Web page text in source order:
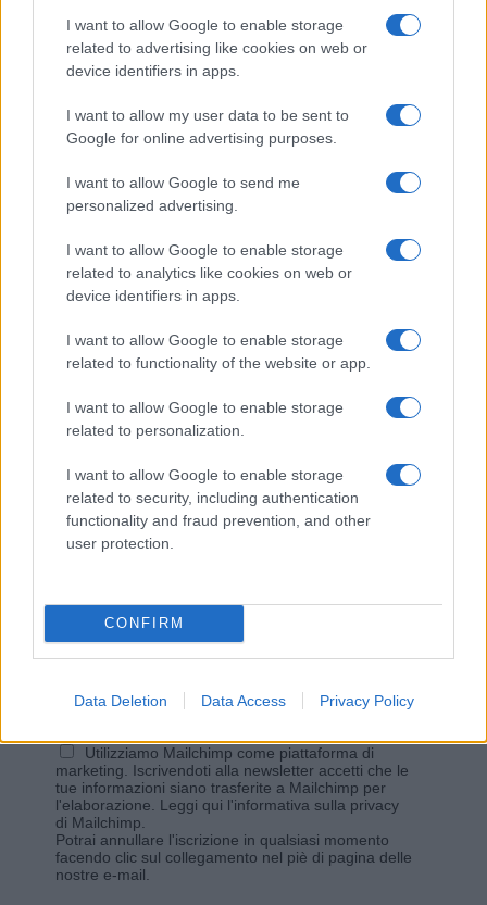
I want to allow Google to enable storage
related to advertising like cookies on web or
device identifiers in apps.
I want to allow my user data to be sent to
Google for online advertising purposes.
I want to allow Google to send me
personalized advertising.
I want to allow Google to enable storage
related to analytics like cookies on web or
device identifiers in apps.
I want to allow Google to enable storage
related to functionality of the website or app.
I want to allow Google to enable storage
related to personalization.
I want to allow Google to enable storage
related to security, including authentication
functionality and fraud prevention, and other
user protection.
CONFIRM
Data Deletion Data Access Privacy Policy
Giovannimaria Cabras
Vuoi rimanere sempre aggiornato?
Indirizzo email*
Utilizziamo Mailchimp come piattaforma di
marketing. Iscrivendoti alla newsletter accetti che le
tue informazioni siano trasferite a Mailchimp per
l'elaborazione. Leggi qui l'informativa sulla privacy
di Mailchimp
Potrai annullare l'iscrizione in qualsiasi momento
facendo clic sul collegamento nel piè di pagina delle
nostre e-mail.